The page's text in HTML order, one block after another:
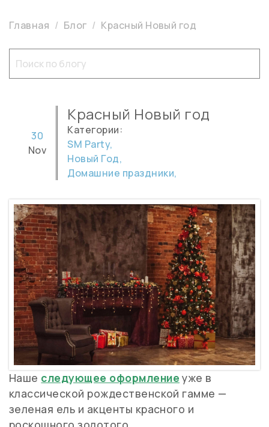
Главная Блог Красный Новый год
Красный Новый год
30
Nov
Категории:
SM Party,
Новый Год,
Домашние праздники,
Наше следующее оформление уже в
классической рождественской гамме —
зеленая ель и акценты красного и